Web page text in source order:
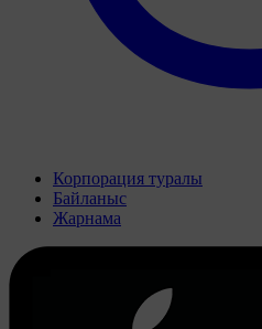
Корпорация туралы
Байланыс
Жарнама